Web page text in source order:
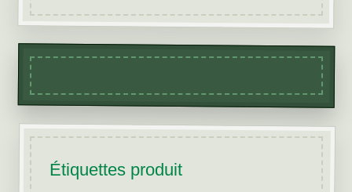
Étiquettes produit